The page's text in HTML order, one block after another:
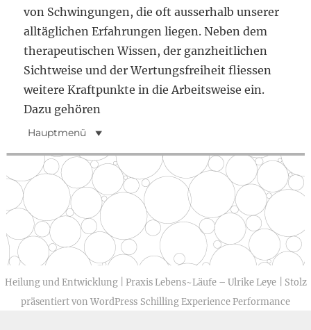
von Schwingungen, die oft ausserhalb unserer
alltäglichen Erfahrungen liegen. Neben dem
therapeutischen Wissen, der ganzheitlichen
Sichtweise und der Wertungsfreiheit fliessen
weitere Kraftpunkte in die Arbeitsweise ein.
Dazu gehören
Hauptmenü
Heilung und Entwicklung | Praxis Lebens~Läufe – Ulrike Leye
| Stolz
präsentiert von WordPress Schilling Experience Performance